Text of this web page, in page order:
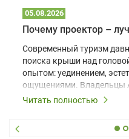
05.08.2026
Современный туризм
поиска крыши над
опытом: уединением,
ощущениями. Владельцы
шале понимают, что
вернуться и поделиться
Читать полностью